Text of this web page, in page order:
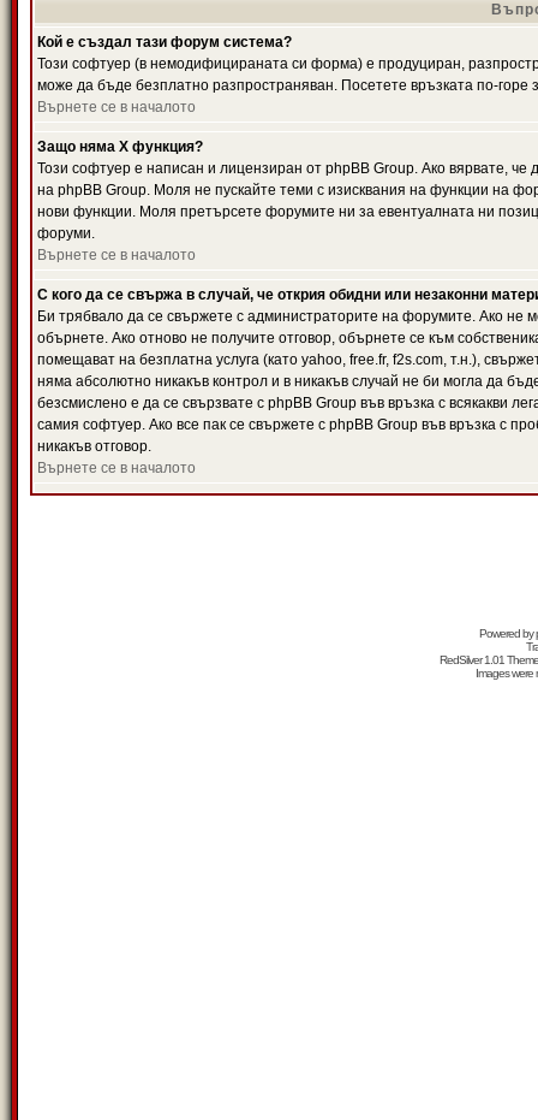
Кой е създал тази форум система?
Този софтуер (в немодифицираната си форма) е продуциран,
може да бъде безплатно разпространяван. Посетете връзката по-горе
Върнете се в началото
Защо няма X функция?
Този софтуер е написан и лицензиран от phpBB Group. Ако вярвате,
на phpBB Group. Моля не пускайте теми с изисквания на функции на
нови функции. Моля претърсете форумите ни за евентуалната ни
форуми.
Върнете се в началото
С кого да се свържа в случай, че открия обидни или незаконни
Би трябвало да се свържете с администраторите на форумите. Ако не
обърнете. Ако отново не получите отговор, обърнете се към
помещават на безплатна услуга (като yahoo, free.fr, f2s.com, т.н.),
няма абсолютно никакъв контрол и в никакъв случай не би могла да
безсмислено е да се свързвате с phpBB Group във връзка с всякакви
самия софтуер. Ако все пак се свържете с phpBB Group във връзка с
никакъв отговор.
Върнете се в началото
Powered by
RedSilver 1.01
Images were